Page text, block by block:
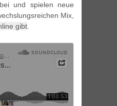
und spielen neue
Mix,
gibt.